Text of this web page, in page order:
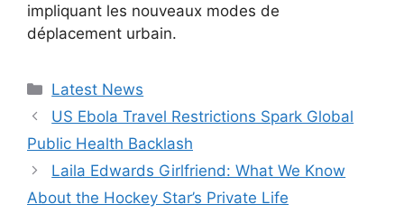
impliquant les nouveaux modes de
déplacement urbain.
Categories
Latest News
US Ebola Travel Restrictions Spark Global
Public Health Backlash
Laila Edwards Girlfriend: What We Know
About the Hockey Star’s Private Life